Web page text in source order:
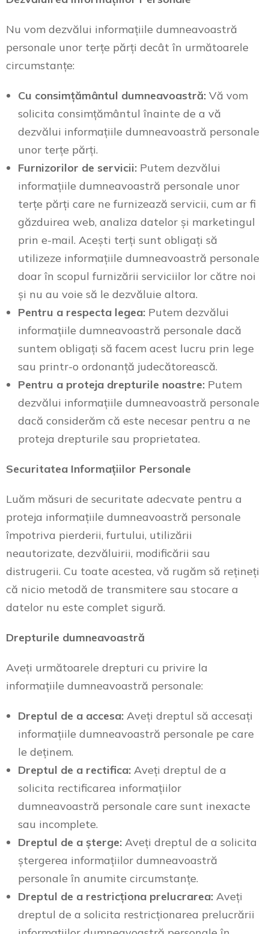
Nu vom dezvălui informațiile dumneavoastră
personale unor terțe părți decât în următoarele
circumstanțe:
Cu consimțământul dumneavoastră: Vă vom
solicita consimțământul înainte de a vă
dezvălui informațiile dumneavoastră personale
unor terțe părți.
Furnizorilor de servicii: Putem dezvălui
informațiile dumneavoastră personale unor
terțe părți care ne furnizează servicii, cum ar fi
găzduirea web, analiza datelor și marketingul
prin e-mail. Acești terți sunt obligați să
utilizeze informațiile dumneavoastră personale
doar în scopul furnizării serviciilor lor către noi
și nu au voie să le dezvăluie altora.
Pentru a respecta legea: Putem dezvălui
informațiile dumneavoastră personale dacă
suntem obligați să facem acest lucru prin lege
sau printr-o ordonanță judecătorească.
Pentru a proteja drepturile noastre: Putem
dezvălui informațiile dumneavoastră personale
dacă considerăm că este necesar pentru a ne
proteja drepturile sau proprietatea.
Securitatea Informațiilor Personale
Luăm măsuri de securitate adecvate pentru a
proteja informațiile dumneavoastră personale
împotriva pierderii, furtului, utilizării
neautorizate, dezvăluirii, modificării sau
distrugerii. Cu toate acestea, vă rugăm să rețineți
că nicio metodă de transmitere sau stocare a
datelor nu este complet sigură.
Drepturile dumneavoastră
Aveți următoarele drepturi cu privire la
informațiile dumneavoastră personale:
Dreptul de a accesa: Aveți dreptul să accesați
informațiile dumneavoastră personale pe care
le deținem.
Dreptul de a rectifica: Aveți dreptul de a
solicita rectificarea informațiilor
dumneavoastră personale care sunt inexacte
sau incomplete.
Dreptul de a șterge: Aveți dreptul de a solicita
ștergerea informațiilor dumneavoastră
personale în anumite circumstanțe.
Dreptul de a restricționa prelucrarea: Aveți
dreptul de a solicita restricționarea prelucrării